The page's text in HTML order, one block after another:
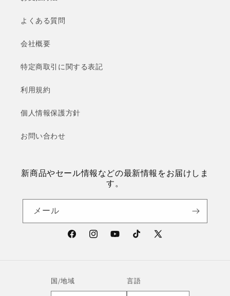
よくある質問
会社概要
特定商取引に関する表記
利用規約
個人情報保護方針
お問い合わせ
新商品やセール情報などの最新情報をお届けしま
す。
メール
FacebookInstagramYouTubeTikTok
X
国/地域 言語